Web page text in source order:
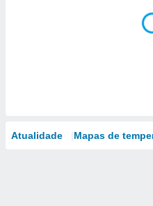
Atualidade Mapas de